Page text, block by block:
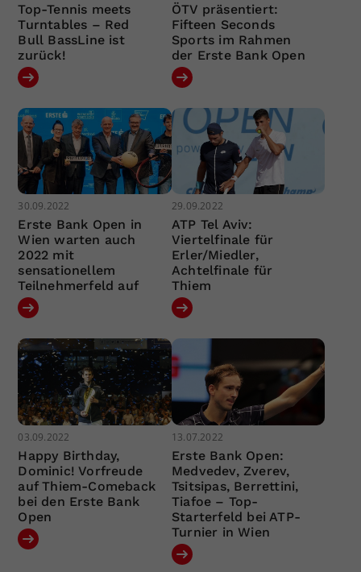
Top-Tennis meets
Turntables – Red
Bull BassLine ist
zurück!
ÖTV präsentiert:
Fifteen Seconds
Sports im Rahmen
der Erste Bank Open
30.09.2022
Erste Bank Open in
Wien warten auch
2022 mit
sensationellem
Teilnehmerfeld auf
29.09.2022
ATP Tel Aviv:
Viertelfinale für
Erler/Miedler,
Achtelfinale für
Thiem
03.09.2022
Happy Birthday,
Dominic! Vorfreude
auf Thiem-Comeback
bei den Erste Bank
Open
13.07.2022
Erste Bank Open:
Medvedev, Zverev,
Tsitsipas, Berrettini,
Tiafoe – Top-
Starterfeld bei ATP-
Turnier in Wien